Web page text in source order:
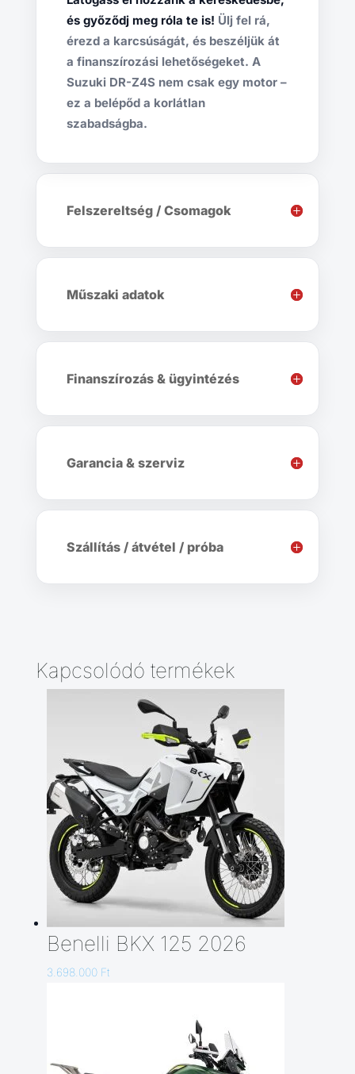
és győződj meg róla te is! Ülj fel rá,
érezd a karcsúságát, és beszéljük át
a finanszírozási lehetőségeket. A
Suzuki DR-Z4S nem csak egy motor –
ez a belépőd a korlátlan
szabadságba.
Felszereltség / Csomagok
Műszaki adatok
Finanszírozás & ügyintézés
Garancia & szerviz
Szállítás / átvétel / próba
Kapcsolódó termékek
Benelli BKX 125 2026
3.698.000 Ft